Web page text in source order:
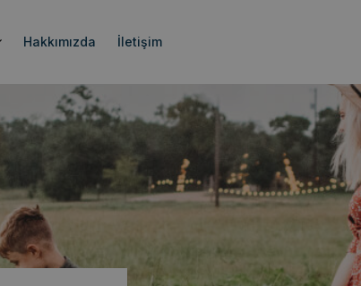
Hakkımızda İletişim